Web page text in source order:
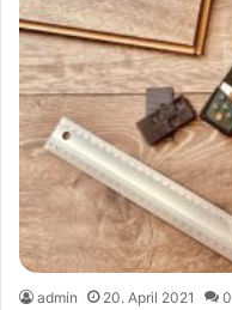
admin 20. April 2021 0